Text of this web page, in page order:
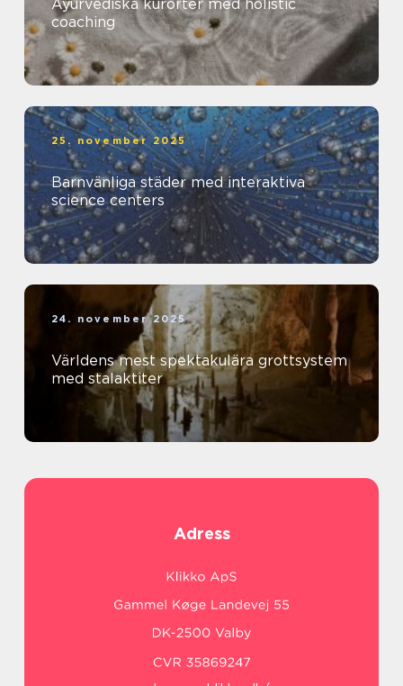
Ayurvediska kurorter med holistic
coaching
25. november 2025
Barnvänliga städer med interaktiva
science centers
24. november 2025
Världens mest spektakulära grottsystem
med stalaktiter
Adress